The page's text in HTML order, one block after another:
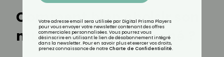
Comment bien choisir son
muesli au supermarché ?
Votre adresse email sera utilisée par Digital Prisma Players
pour vous envoyer votre newsletter contenant des offres
commerciales personnalisées. Vous pourrez vous
désinscrire en utilisant le lien de désabonnement intégré
dans la newsletter. Pour en savoir plus et exercer vos droits,
prenez connaissance de notre Charte de Confidentialité.